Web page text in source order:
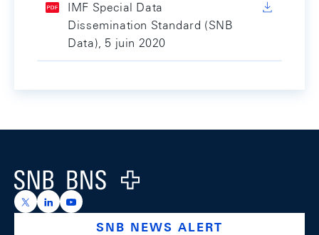
IMF Special Data
Dissemination Standard (SNB
Data), 5 juin 2020
Logo
https://x.com/snb_bns
https://ch.linkedin.com/company/swiss-national-
https://www.youtube.com/@swissnationalbank
SNB NEWS ALERT